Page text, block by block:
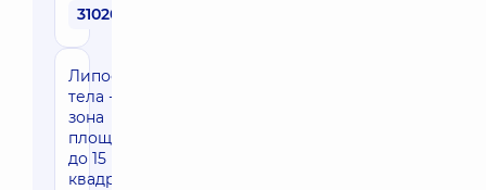
31020 грн
Липосакция
тела - одна
зона
площадью
до 15
квадратных